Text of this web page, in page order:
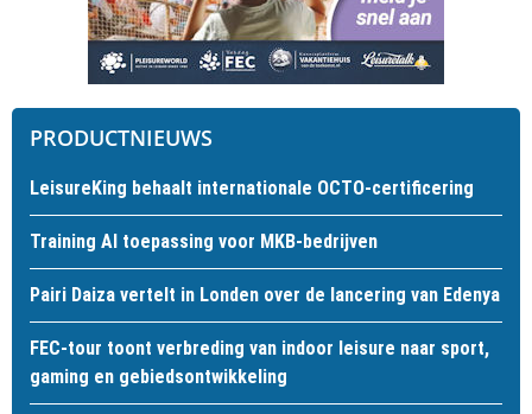
PRODUCTNIEUWS
LeisureKing behaalt internationale OCTO-certificering
Training AI toepassing voor MKB-bedrijven
Pairi Daiza vertelt in Londen over de lancering van Edenya
FEC-tour toont verbreding van indoor leisure naar sport,
gaming en gebiedsontwikkeling